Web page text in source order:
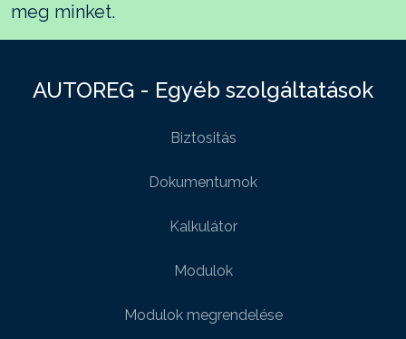
meg minket.
AUTOREG - Egyéb szolgáltatások
Biztositás
Dokumentumok
Kalkulátor
Modulok
Modulok megrendelése